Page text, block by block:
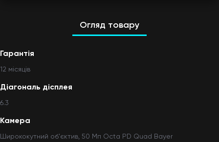
Огляд товару
Гарантія
12 мiсяцiв
Діагональ дісплея
6.3
Камера
Ширококутний об'єктив, 50 Мп Octa PD Quad Bayer